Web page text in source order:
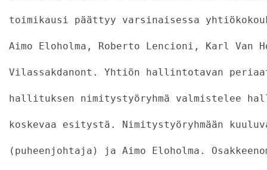
toimikausi päättyy varsinaisessa
Aimo Eloholma, Roberto Lencioni, Karl Van
Vilassakdanont. Yhtiön hallintotavan
hallituksen nimitystyöryhmä valmistelee
koskevaa esitystä. Nimitystyöryhmään
(puheenjohtaja) ja Aimo Eloholma.